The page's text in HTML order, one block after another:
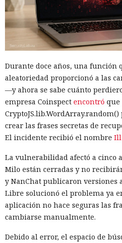
Durante doce años, una función
aleatoriedad proporcionó a las
—y ahora se sabe cuánto
empresa Coinspect encontró que
crear las frases secretas de
El incidente recibió el nombre Ill
La vulnerabilidad afectó a cinco
Milo están cerradas y no
y NanChat publicaron versiones
Libre solucionó el problema ya
aplicación no hace seguras las
cambiarse manualmente.
Debido al error, el espacio de